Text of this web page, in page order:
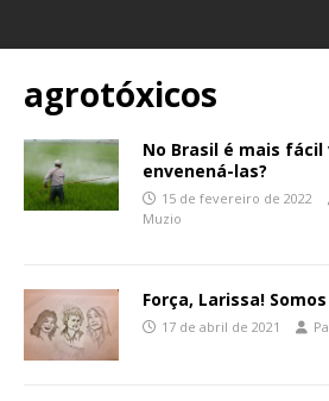
agrotóxicos
No Brasil é mais
envenená-las?
15 de fevereiro de 2022
Muzio
Força, Larissa!
17 de abril de 2021